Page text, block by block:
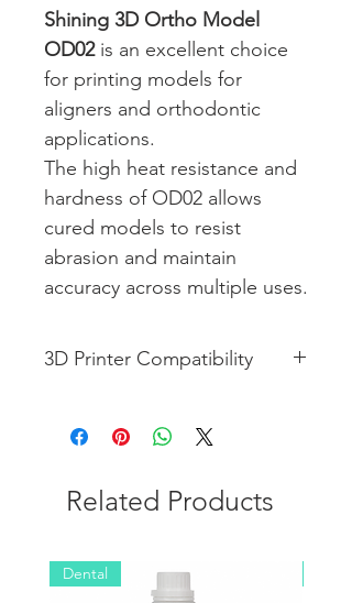
Shining 3D Ortho Model
OD02is an excellent choice
for printing models for
aligners and orthodontic
applications.
The high heat resistance and
hardness of OD02 allows
cured models to resist
abrasion and maintain
accuracy across multiple uses.
3D Printer Compatibility
Related Products
Dental